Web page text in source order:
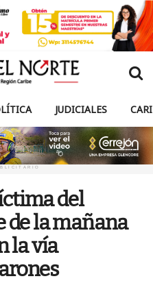
JUDICIALES
del
de la mañana
la vía